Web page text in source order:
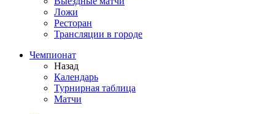
Ложи
Ресторан
Трансляции в городе
Чемпионат
Назад
Календарь
Турнирная таблица
Матчи